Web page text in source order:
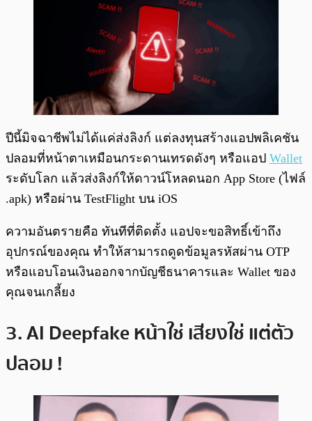
ปีนี้มิจฉาชีพไม่ได้แค่ส่งลิงก์ แต่ลงทุนสร้างแอปพลิเคชัน
ปลอมที่หน้าตาเหมือนกระดานเทรดดังๆ หรือแอป Wallet
ระดับโลก แล้วส่งลิงก์ให้ดาวน์โหลดนอก App Store (ไฟล์
.apk) หรือผ่าน TestFlight บน iOS
ความอันตรายคือ ทันทีที่ติดตั้ง แอปจะขอสิทธิ์เข้าถึง
อุปกรณ์ของคุณ ทำให้สามารถดูดข้อมูลรหัสผ่าน OTP
หรือแอบโอนเงินออกจากบัญชีธนาคารและ Wallet ของ
คุณจนเกลี้ยง
3. AI Deepfake หน้าใช่ เสียงใช่ แต่ตัว
ปลอม !